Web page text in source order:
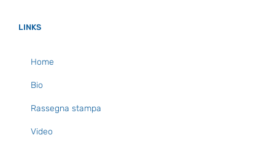
LINKS
Home
Bio
Rassegna stampa
Video